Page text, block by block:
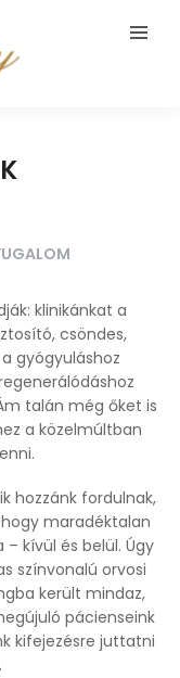
klinikánkat a
csöndes,
gyógyuláshoz
talán még őket is
a közelmúltban
hozzánk fordulnak,
maradéktalan
kívül és belül. Úgy
színvonalú orvosi
került mindaz,
pácienseink
kifejezésre juttatni